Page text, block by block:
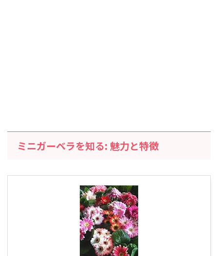
ミニガーベラを知る: 魅力と特徴